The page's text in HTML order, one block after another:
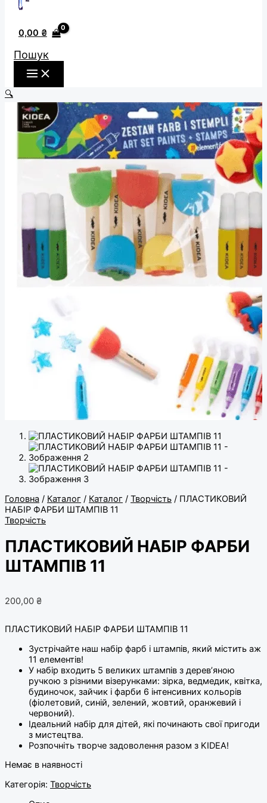
0,00 ₴
Пошук
🔍
Головна / Каталог / Каталог / Творчість / ПЛАСТИКОВИЙ
НАБІР ФАРБИ ШТАМПІВ 11
Творчість
ПЛАСТИКОВИЙ НАБІР ФАРБИ
ШТАМПІВ 11
200,00 ₴
ПЛАСТИКОВИЙ НАБІР ФАРБИ ШТАМПІВ 11
Зустрічайте наш набір фарб і штампів, який містить аж
11 елементів!
У набір входить 5 великих штампів з дерев’яною
ручкою з різними візерунками: зірка, ведмедик, квітка,
будиночок, зайчик і фарби 6 інтенсивних кольорів
(фіолетовий, синій, зелений, жовтий, оранжевий і
червоний).
Ідеальний набір для дітей, які починають свої пригоди
з мистецтва.
Розпочніть творче задоволення разом з KIDEA!
Немає в наявності
Категорія: Творчість